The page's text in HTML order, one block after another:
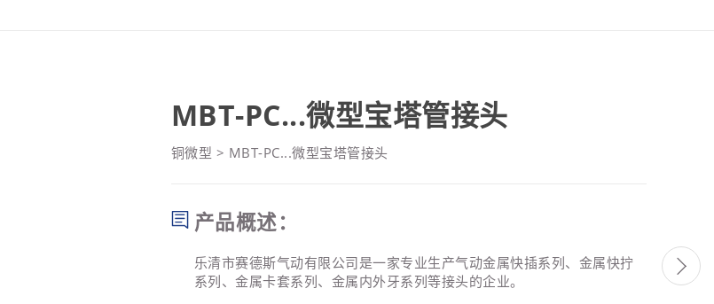

MBT-PC...微型宝塔管接头
铜微型 > MBT-PC...微型宝塔管接头
产品概述：
乐清市赛德斯气动有限公司是一家专业生产气动金属快插系列、金属快拧
系列、金属卡套系列、金属内外牙系列等接头的企业。